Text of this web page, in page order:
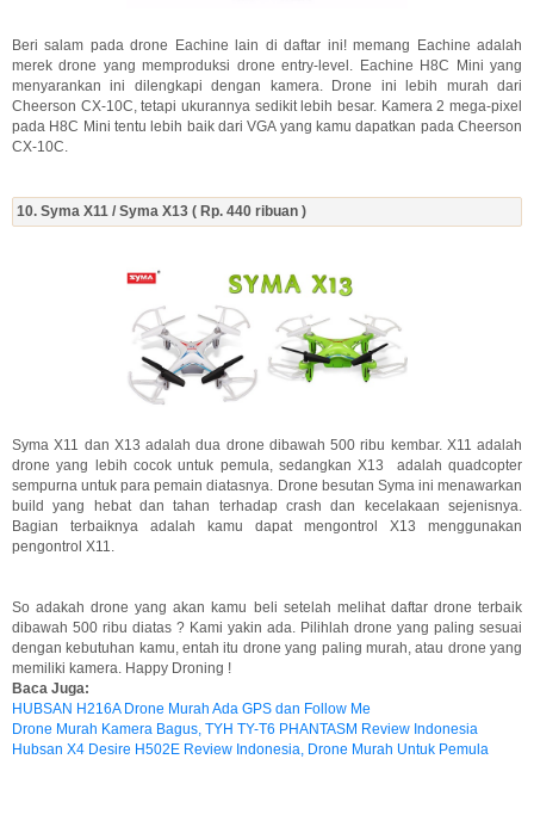
Beri salam pada drone Eachine lain di daftar ini! memang Eachine adalah
merek drone yang memproduksi drone entry-level. Eachine H8C Mini yang
menyarankan ini dilengkapi dengan kamera. Drone ini lebih murah dari
Cheerson CX-10C, tetapi ukurannya sedikit lebih besar. Kamera 2 mega-pixel
pada H8C Mini tentu lebih baik dari VGA yang kamu dapatkan pada Cheerson
CX-10C.
10. Syma X11 / Syma X13 ( Rp. 440 ribuan )
Syma X11 dan X13 adalah dua drone dibawah 500 ribu kembar. X11 adalah
drone yang lebih cocok untuk pemula, sedangkan X13 adalah quadcopter
sempurna untuk para pemain diatasnya. Drone besutan Syma ini menawarkan
build yang hebat dan tahan terhadap crash dan kecelakaan sejenisnya.
Bagian terbaiknya adalah kamu dapat mengontrol X13 menggunakan
pengontrol X11.
So adakah drone yang akan kamu beli setelah melihat daftar drone terbaik
dibawah 500 ribu diatas ? Kami yakin ada. Pilihlah drone yang paling sesuai
dengan kebutuhan kamu, entah itu drone yang paling murah, atau drone yang
memiliki kamera. Happy Droning !
Baca Juga:
HUBSAN H216A Drone Murah Ada GPS dan Follow Me
Drone Murah Kamera Bagus, TYH TY-T6 PHANTASM Review Indonesia
Hubsan X4 Desire H502E Review Indonesia, Drone Murah Untuk Pemula